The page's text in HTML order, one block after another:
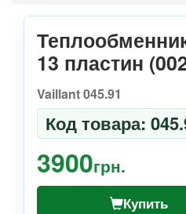
13 пластин
Vaillant 045.91
Код товара:
3900грн.
Купить